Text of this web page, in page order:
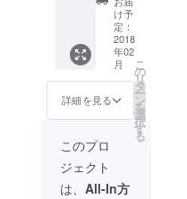
程度の
内容に
なりま
す）
が写真
を撮り
に行き
ます】
ホリエ
モン祭
in Cebu
の実行
委員長
である
「山口
薫」。
実は、
け予
定：
2018
年02
月
詳細を見る
こ
の
リ
タ
ー
ン
を
選
択
す
る
このプロ
ジェクト
は、 All-In方